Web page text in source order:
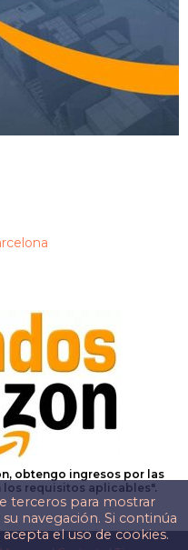
terceros para mostrar
navegación. Si continúa
el uso de cookies.
obtengo ingresos por las
requisitos aplicables".